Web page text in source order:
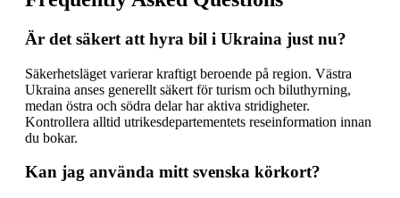
Är det säkert att hyra bil i Ukraina just nu?
Säkerhetsläget varierar kraftigt beroende på region. Västra
Ukraina anses generellt säkert för turism och biluthyrning,
medan östra och södra delar har aktiva stridigheter.
Kontrollera alltid utrikesdepartementets reseinformation innan
du bokar.
Kan jag använda mitt svenska körkort?